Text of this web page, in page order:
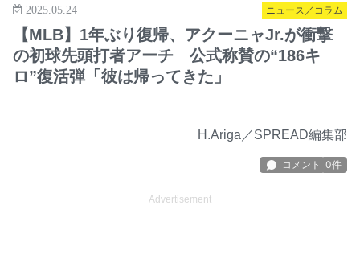
ニュース／コラム
2025.05.24
【MLB】1年ぶり復帰、アクーニャJr.が衝撃
の初球先頭打者アーチ 公式称賛の“186キ
ロ”復活弾「彼は帰ってきた」
H.Ariga／SPREAD編集部
Advertisement